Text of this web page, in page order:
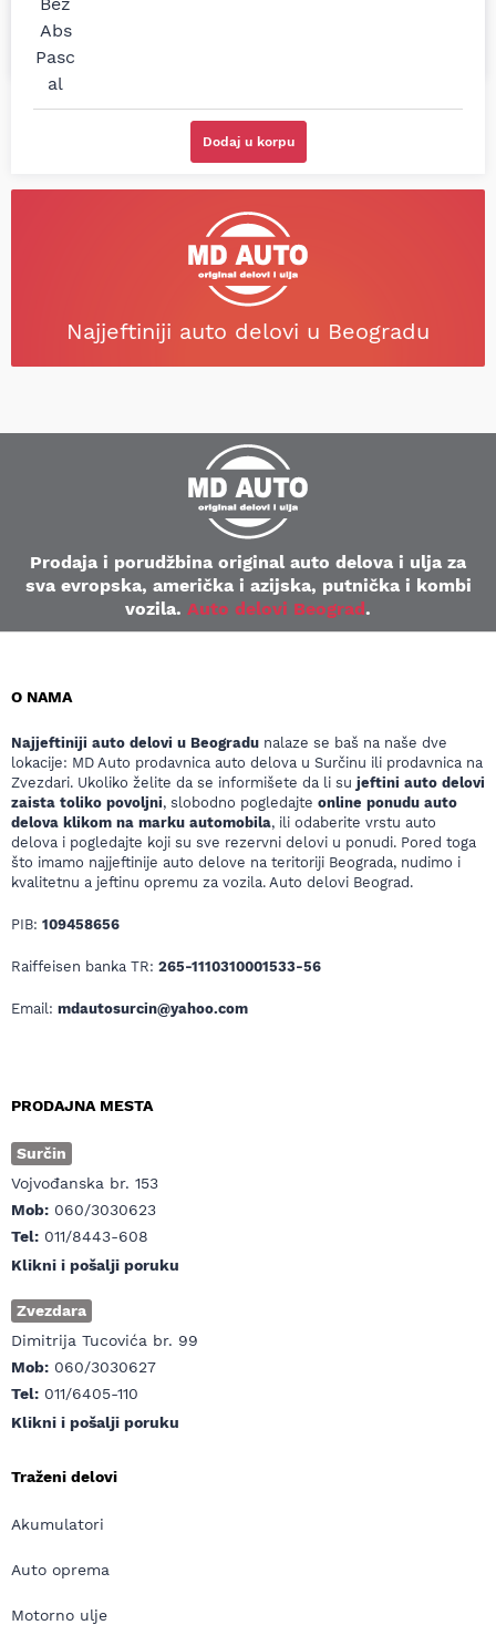
Dodaj u korpu
Svetlana Večerinović, Beograd
(Opel Astra)
Najjeftiniji auto delovi u Beogradu
Prodaja i porudžbina original auto delova i ulja za
sva evropska, američka i azijska, putnička i kombi
vozila. Auto delovi Beograd.
O NAMA
Najjeftiniji auto delovi u Beogradu nalaze se baš na naše dve
lokacije: MD Auto prodavnica auto delova u Surčinu ili prodavnica na
Zvezdari. Ukoliko želite da se informišete da li su jeftini auto delovi
zaista toliko povoljni, slobodno pogledajte online ponudu auto
delova klikom na marku automobila, ili odaberite vrstu auto
delova i pogledajte koji su sve rezervni delovi u ponudi. Pored toga
što imamo najjeftinije auto delove na teritoriji Beograda, nudimo i
kvalitetnu a jeftinu opremu za vozila. Auto delovi Beograd.
PIB: 109458656
Raiffeisen banka TR: 265-1110310001533-56
Email: mdautosurcin@yahoo.com
PRODAJNA MESTA
Surčin
Vojvođanska br. 153
Mob: 060/3030623
Tel: 011/8443-608
Klikni i pošalji poruku
Zvezdara
Dimitrija Tucovića br. 99
Mob: 060/3030627
Tel: 011/6405-110
Klikni i pošalji poruku
Traženi delovi
Akumulatori
Auto oprema
Motorno ulje